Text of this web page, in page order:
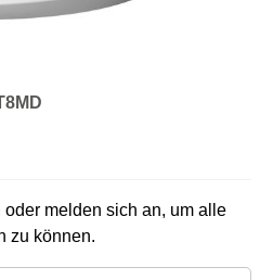
melden sich an, um alle
zu können.